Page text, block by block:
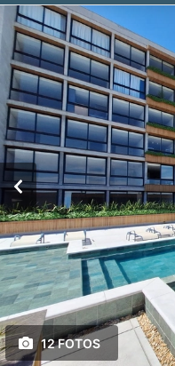
12 FOTOS